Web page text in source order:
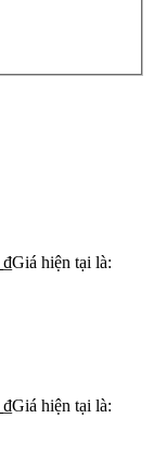
₫Giá hiện tại là:
₫Giá hiện tại là: